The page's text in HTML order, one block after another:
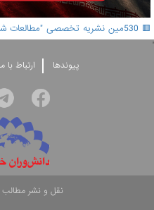
🟥 530مین نشریه تخصصی "مطالعات شرق" منتشر شد.
'
پيوندها ارتباط با ما
نقل و نشر مطالب